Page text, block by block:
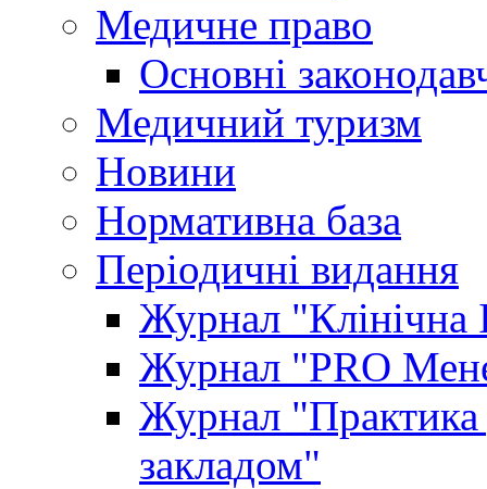
Медичне право
Основні
Медичний туризм
Новини
Нормативна база
Періодичні видання
Журнал "Клінічна
Журнал "PRO
Журнал "Практика
закладом"